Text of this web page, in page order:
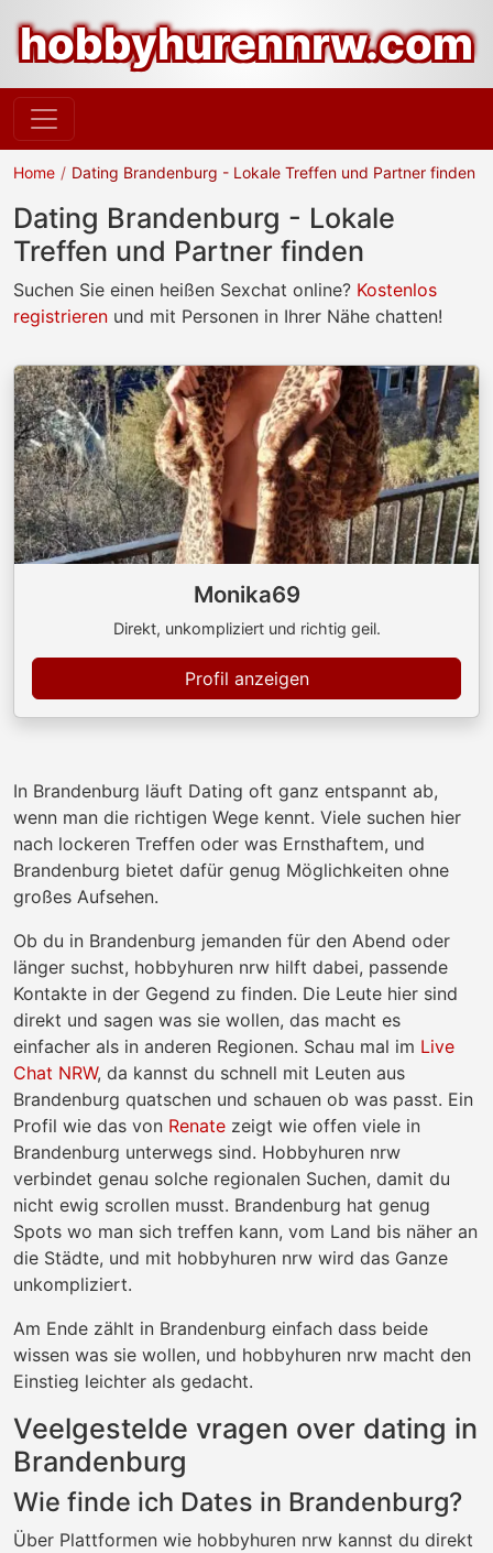
hobbyhurennrw.com
Home Dating Brandenburg - Lokale Treffen und Partner finden
Dating Brandenburg - Lokale
Treffen und Partner finden
Suchen Sie einen heißen Sexchat online? Kostenlos
registrieren und mit Personen in Ihrer Nähe chatten!
Monika69
Direkt, unkompliziert und richtig geil.
Profil anzeigen
In Brandenburg läuft Dating oft ganz entspannt ab,
wenn man die richtigen Wege kennt. Viele suchen hier
nach lockeren Treffen oder was Ernsthaftem, und
Brandenburg bietet dafür genug Möglichkeiten ohne
großes Aufsehen.
Ob du in Brandenburg jemanden für den Abend oder
länger suchst, hobbyhuren nrw hilft dabei, passende
Kontakte in der Gegend zu finden. Die Leute hier sind
direkt und sagen was sie wollen, das macht es
einfacher als in anderen Regionen. Schau mal im Live
Chat NRW, da kannst du schnell mit Leuten aus
Brandenburg quatschen und schauen ob was passt. Ein
Profil wie das von Renate zeigt wie offen viele in
Brandenburg unterwegs sind. Hobbyhuren nrw
verbindet genau solche regionalen Suchen, damit du
nicht ewig scrollen musst. Brandenburg hat genug
Spots wo man sich treffen kann, vom Land bis näher an
die Städte, und mit hobbyhuren nrw wird das Ganze
unkompliziert.
Am Ende zählt in Brandenburg einfach dass beide
wissen was sie wollen, und hobbyhuren nrw macht den
Einstieg leichter als gedacht.
Veelgestelde vragen over dating in
Brandenburg
Wie finde ich Dates in Brandenburg?
Über Plattformen wie hobbyhuren nrw kannst du direkt